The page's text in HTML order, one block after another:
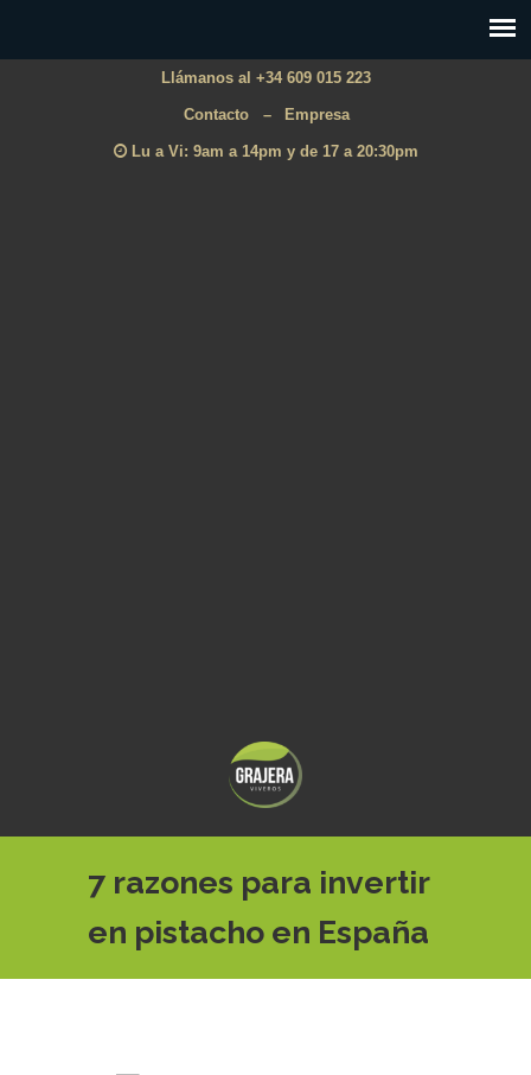
Llámanos al +34 609 015 223
Contacto – Empresa
Lu a Vi: 9am a 14pm y de 17 a 20:30pm
7 razones para invertir
en pistacho en España